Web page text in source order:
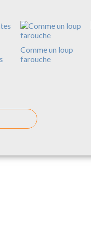
Comme un loup
farouche